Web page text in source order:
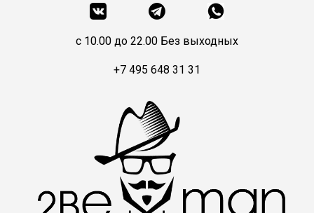
c 10.00 до 22.00 Без выходных
+7 495 648 31 31